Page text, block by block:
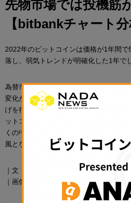
先物市場では投機筋
【bitbankチャート分
2022年のビットコインは価格が1年間
落し、弱気トレンドが明確化した1年で
為替市場でもドル円が一時1ドル=150
変化があった相場となりました。世界
げを行ったことで、ビットコインへの
ットコイン価格を大きく下げた要因と
くの中銀の利上げが予想されており、
風となる状況が想定されます。 …続きを
｜文・編集：coindesk JAPAN編集部
｜画像：Shutterstock